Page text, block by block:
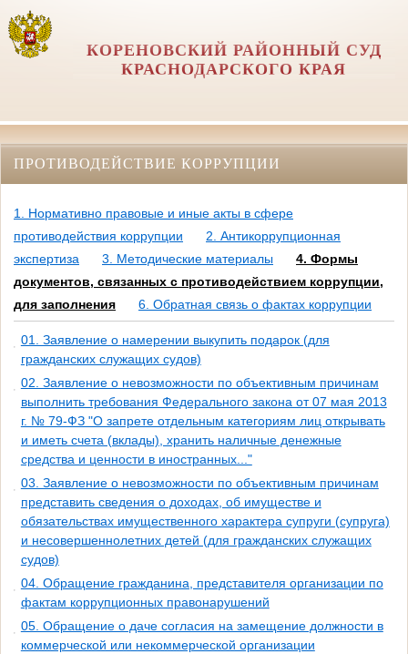
КОРЕНОВСКИЙ РАЙОННЫЙ СУД
КРАСНОДАРСКОГО КРАЯ
ПРОТИВОДЕЙСТВИЕ КОРРУПЦИИ
1. Нормативно правовые и иные акты в сфере
противодействия коррупции
2. Антикоррупционная
экспертиза
3. Методические материалы
4. Формы
документов, связанных с противодействием коррупции,
для заполнения
6. Обратная связь о фактах коррупции
01. Заявление о намерении выкупить подарок (для
гражданских служащих судов)
02. Заявление о невозможности по объективным причинам
выполнить требования Федерального закона от 07 мая 2013
г. № 79-ФЗ "О запрете отдельным категориям лиц открывать
и иметь счета (вклады), хранить наличные денежные
средства и ценности в иностранных..."
03. Заявление о невозможности по объективным причинам
представить сведения о доходах, об имуществе и
обязательствах имущественного характера супруги (супруга)
и несовершеннолетних детей (для гражданских служащих
судов)
04. Обращение гражданина, представителя организации по
фактам коррупционных правонарушений
05. Обращение о даче согласия на замещение должности в
коммерческой или некоммерческой организации